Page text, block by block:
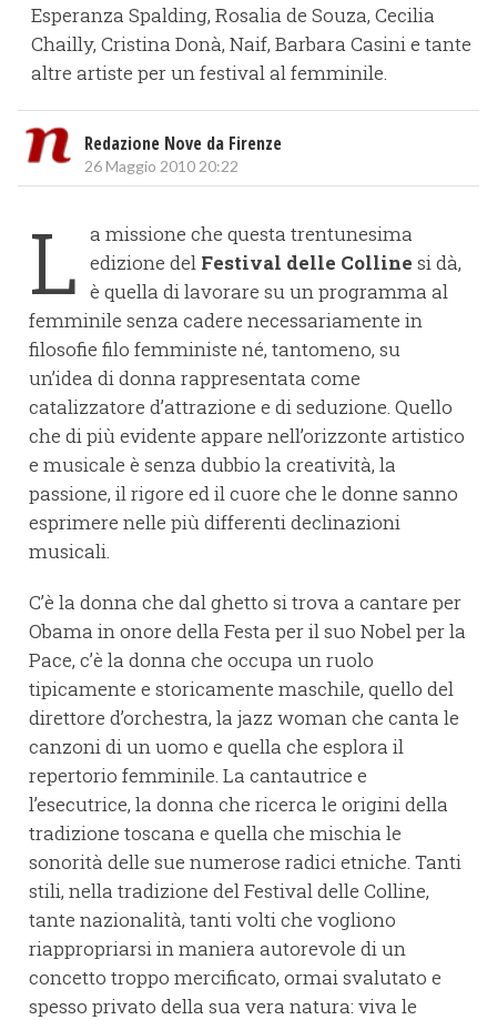
Esperanza Spalding, Rosalia de Souza, Cecilia
Chailly, Cristina Donà, Naif, Barbara Casini e tante
altre artiste per un festival al femminile.
Redazione Nove da Firenze
26 Maggio 2010 20:22
L a missione che questa trentunesima
edizione del Festival delle Colline si dà,
è quella di lavorare su un programma al
femminile senza cadere necessariamente in
filosofie filo femministe né, tantomeno, su
un’idea di donna rappresentata come
catalizzatore d’attrazione e di seduzione. Quello
che di più evidente appare nell’orizzonte artistico
e musicale è senza dubbio la creatività, la
passione, il rigore ed il cuore che le donne sanno
esprimere nelle più differenti declinazioni
musicali.
C’è la donna che dal ghetto si trova a cantare per
Obama in onore della Festa per il suo Nobel per la
Pace, c’è la donna che occupa un ruolo
tipicamente e storicamente maschile, quello del
direttore d’orchestra, la jazz woman che canta le
canzoni di un uomo e quella che esplora il
repertorio femminile. La cantautrice e
l’esecutrice, la donna che ricerca le origini della
tradizione toscana e quella che mischia le
sonorità delle sue numerose radici etniche. Tanti
stili, nella tradizione del Festival delle Colline,
tante nazionalità, tanti volti che vogliono
riappropriarsi in maniera autorevole di un
concetto troppo mercificato, ormai svalutato e
spesso privato della sua vera natura: viva le